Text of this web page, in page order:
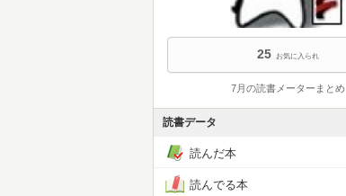
25 お気に入られ
7月の読書メーターまとめ
読書データ
読んだ本
読んでる本